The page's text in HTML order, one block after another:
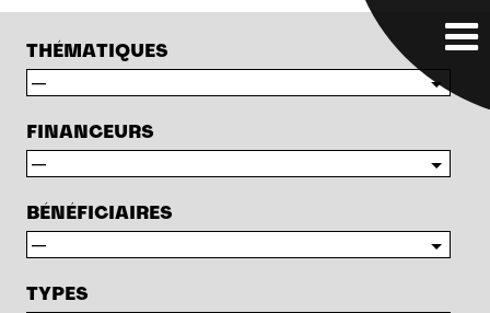
THÉMATIQUES
FINANCEURS
BÉNÉFICIAIRES
TYPES